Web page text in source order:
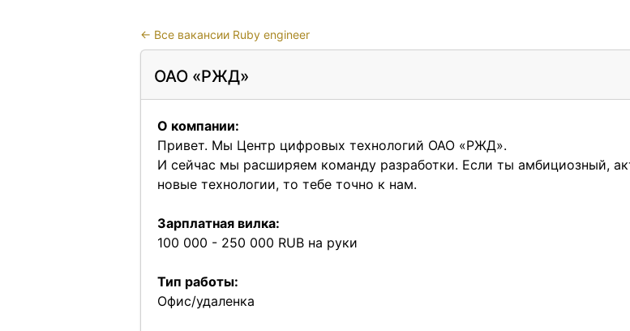
← Все вакансии Ruby engineer
ОАО «РЖД»
О компании:
Привет. Мы Центр цифровых технологий ОАО «РЖД».
И сейчас мы расширяем команду разработки. Если ты амбициозный,
новые технологии, то тебе точно к нам.
Зарплатная вилка:
100 000 - 250 000 RUB на руки
Тип работы:
Офис/удаленка